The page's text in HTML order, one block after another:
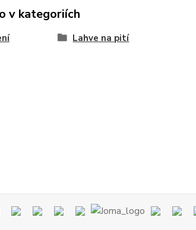
v kategoriích
Lahve na pití